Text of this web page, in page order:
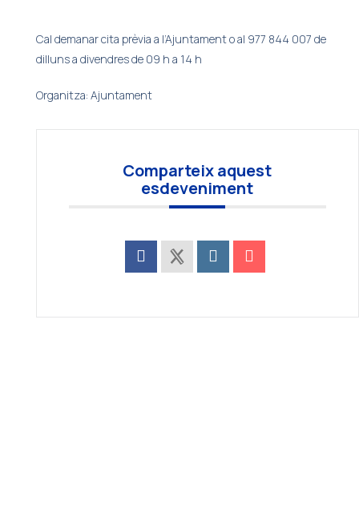
Cal demanar cita prèvia a l’Ajuntament o al 977 844 007 de
dilluns a divendres de 09 h a 14 h
Organitza: Ajuntament
Comparteix aquest
esdeveniment